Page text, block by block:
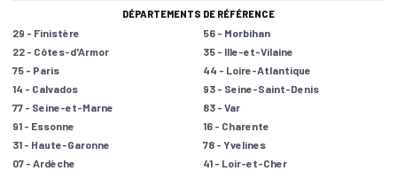
DÉPARTEMENTS DE RÉFÉRENCE
29 - Finistère
56 - Morbihan
22 - Côtes-d'Armor
35 - Ille-et-Vilaine
75 - Paris
44 - Loire-Atlantique
14 - Calvados
93 - Seine-Saint-Denis
77 - Seine-et-Marne
83 - Var
91 - Essonne
16 - Charente
31 - Haute-Garonne
78 - Yvelines
07 - Ardèche
41 - Loir-et-Cher